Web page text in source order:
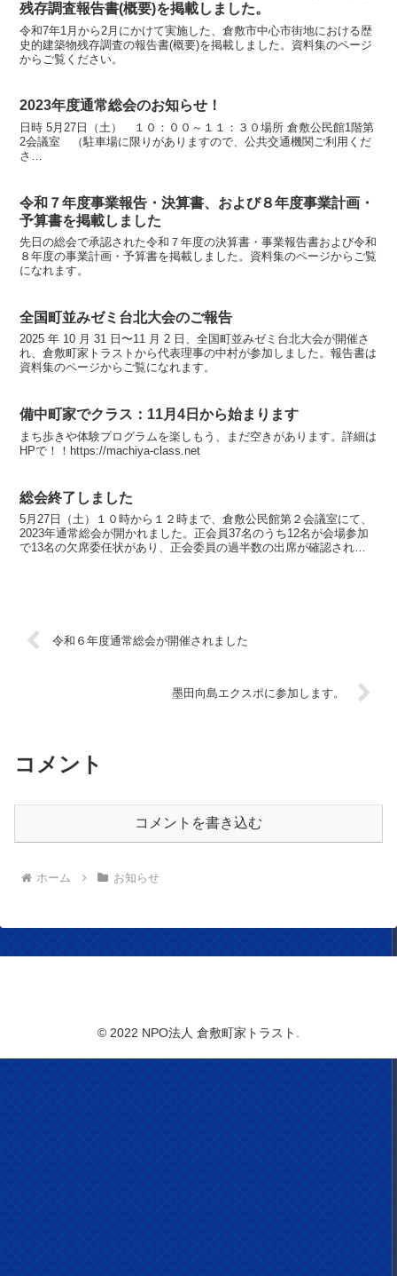
残存調査報告書(概要)を掲載しました。
令和7年1月から2月にかけて実施した、倉敷市中心市街地における歴
史的建築物残存調査の報告書(概要)を掲載しました。資料集のページ
からご覧ください。
2023年度通常総会のお知らせ！
日時 5月27日（土） １０：００～１１：３０場所 倉敷公民館1階第
2会議室 （駐車場に限りがありますので、公共交通機関ご利用くだ
さ
令和７年度事業報告・決算書、および８年度事業計画・
予算書を掲載しました
先日の総会で承認された令和７年度の決算書・事業報告書および令和
８年度の事業計画・予算書を掲載しました。資料集のページからご覧
になれます。
全国町並みゼミ台北大会のご報告
2025 年 10 月 31 日〜11 月 2 日、全国町並みゼミ台北大会が開催さ
れ、倉敷町家トラストから代表理事の中村が参加しました。報告書は
資料集のページからご覧になれます。
備中町家でクラス：11月4日から始まります
まち歩きや体験プログラムを楽しもう、まだ空きがあります。詳細は
HPで！！https://machiya-class.net
総会終了しました
5月27日（土）１０時から１２時まで、倉敷公民館第２会議室にて、
2023年通常総会が開かれました。正会員37名のうち12名が会場参加
で13名の欠席委任状があり、正会委員の過半数の出席が確認され、
令和６年度通常総会が開催されました
墨田向島エクスポに参加します。
コメント
コメントを書き込む
ホーム お知らせ
© 2022 NPO法人 倉敷町家トラスト.